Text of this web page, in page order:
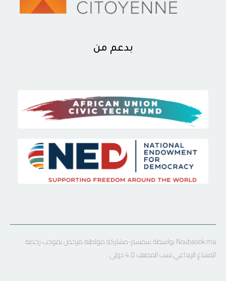
بدعم من
Noubaook.ma بواسطة سمسم-مشاركة مواطنة مرخص بموجب رخصة
المشاع الإبداعي نسب المصنف 4.0 دولي .